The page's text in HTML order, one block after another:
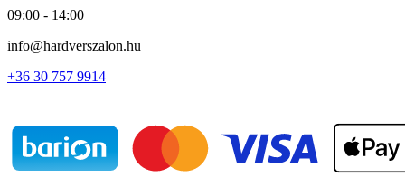
09:00 - 14:00
info@hardverszalon.hu
+36 30 757 9914